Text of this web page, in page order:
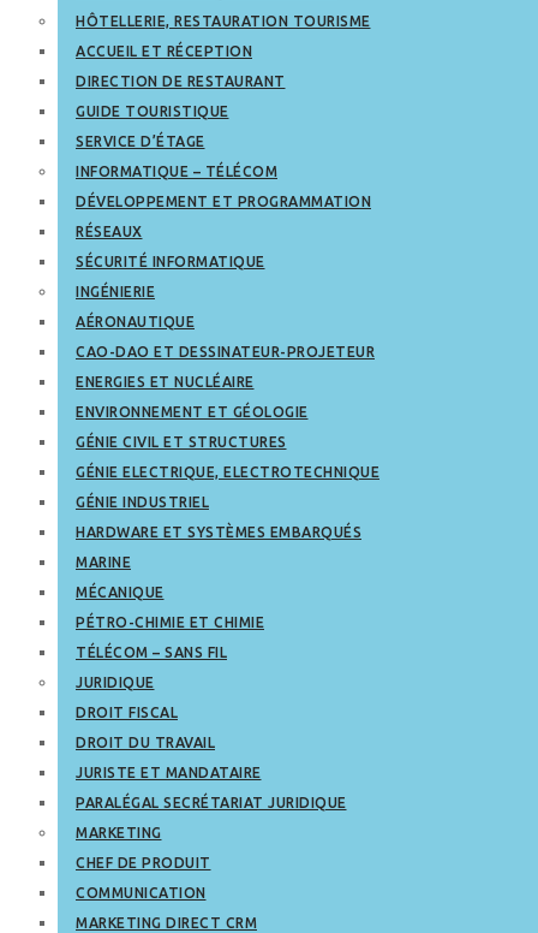
HÔTELLERIE, RESTAURATION TOURISME
ACCUEIL ET RÉCEPTION
DIRECTION DE RESTAURANT
GUIDE TOURISTIQUE
SERVICE D’ÉTAGE
INFORMATIQUE – TÉLÉCOM
DÉVELOPPEMENT ET PROGRAMMATION
RÉSEAUX
SÉCURITÉ INFORMATIQUE
INGÉNIERIE
AÉRONAUTIQUE
CAO-DAO ET DESSINATEUR-PROJETEUR
ENERGIES ET NUCLÉAIRE
ENVIRONNEMENT ET GÉOLOGIE
GÉNIE CIVIL ET STRUCTURES
GÉNIE ELECTRIQUE, ELECTROTECHNIQUE
GÉNIE INDUSTRIEL
HARDWARE ET SYSTÈMES EMBARQUÉS
MARINE
MÉCANIQUE
PÉTRO-CHIMIE ET CHIMIE
TÉLÉCOM – SANS FIL
JURIDIQUE
DROIT FISCAL
DROIT DU TRAVAIL
JURISTE ET MANDATAIRE
PARALÉGAL SECRÉTARIAT JURIDIQUE
MARKETING
CHEF DE PRODUIT
COMMUNICATION
MARKETING DIRECT CRM